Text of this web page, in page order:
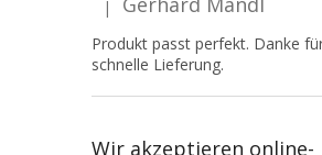
Die Produktbewertung beträgt 5
|
Produkt passt perfekt. Danke
schnelle Lieferung.
Wir akzeptieren online-